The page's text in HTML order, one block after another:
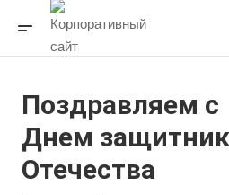
Поздравляем с
Днем
Отечества